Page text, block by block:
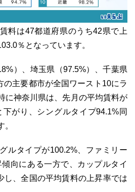
料は47都道府県のうち42県で上
％となっています。
）、埼玉県（97.5%）、千葉県
の主要都市が全国ワースト10にラ
に神奈川県は、先月の平均賃料が
がり、シングルタイプ94.1%同
ルタイプが100.2%、ファミリー
向にある一方で、カップルタイ
し、全国の平均賃料の上昇率では